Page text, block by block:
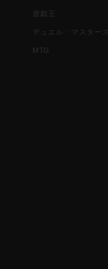
遊戯王
デュエル・マスターズ
MTG